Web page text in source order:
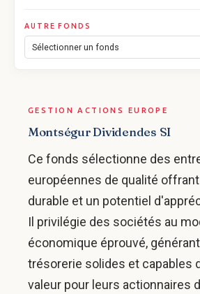
AUTRE FONDS
Sélectionner un fonds
GESTION ACTIONS EUROPE
Montségur Dividendes SI
Ce fonds sélectionne des
européennes de qualité
durable et un potentiel
Il privilégie des sociétés au
économique éprouvé,
trésorerie solides et capables
valeur pour leurs actionnaires